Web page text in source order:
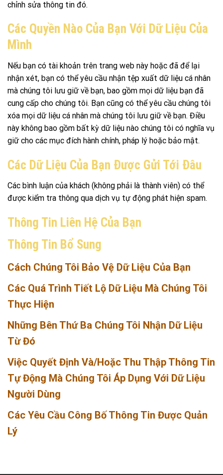
chỉnh sửa thông tin đó.
Các Quyền Nào Của Bạn Với Dữ Liệu Của
Mình
Nếu bạn có tài khoản trên trang web này hoặc đã để lại
nhận xét, bạn có thể yêu cầu nhận tệp xuất dữ liệu cá nhân
mà chúng tôi lưu giữ về bạn, bao gồm mọi dữ liệu bạn đã
cung cấp cho chúng tôi. Bạn cũng có thể yêu cầu chúng tôi
xóa mọi dữ liệu cá nhân mà chúng tôi lưu giữ về bạn. Điều
này không bao gồm bất kỳ dữ liệu nào chúng tôi có nghĩa vụ
giữ cho các mục đích hành chính, pháp lý hoặc bảo mật.
Các Dữ Liệu Của Bạn Được Gửi Tới Đâu
Các bình luận của khách (không phải là thành viên) có thể
được kiểm tra thông qua dịch vụ tự động phát hiện spam.
Thông Tin Liên Hệ Của Bạn
Thông Tin Bổ Sung
Cách Chúng Tôi Bảo Vệ Dữ Liệu Của Bạn
Các Quá Trình Tiết Lộ Dữ Liệu Mà Chúng Tôi
Thực Hiện
Những Bên Thứ Ba Chúng Tôi Nhận Dữ Liệu
Từ Đó
Việc Quyết Định Và/hoặc Thu Thập Thông Tin
Tự Động Mà Chúng Tôi Áp Dụng Với Dữ Liệu
Người Dùng
Các Yêu Cầu Công Bố Thông Tin Được Quản
Lý